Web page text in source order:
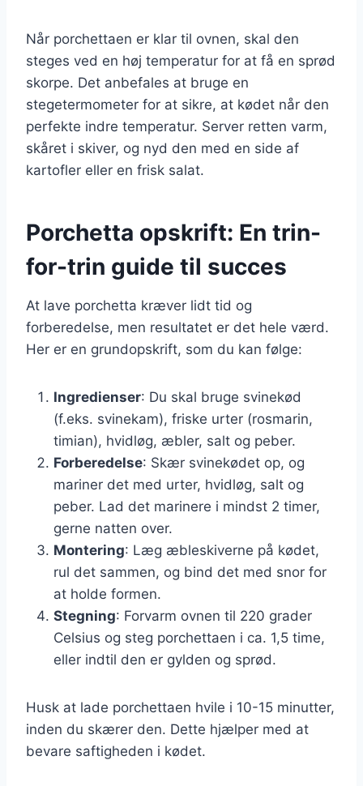
Når porchettaen er klar til ovnen, skal den
steges ved en høj temperatur for at få en sprød
skorpe. Det anbefales at bruge en
stegetermometer for at sikre, at kødet når den
perfekte indre temperatur. Server retten varm,
skåret i skiver, og nyd den med en side af
kartofler eller en frisk salat.
Porchetta opskrift: En trin-
for-trin guide til succes
At lave porchetta kræver lidt tid og
forberedelse, men resultatet er det hele værd.
Her er en grundopskrift, som du kan følge:
Ingredienser: Du skal bruge svinekød
(f.eks. svinekam), friske urter (rosmarin,
timian), hvidløg, æbler, salt og peber.
Forberedelse: Skær svinekødet op, og
mariner det med urter, hvidløg, salt og
peber. Lad det marinere i mindst 2 timer,
gerne natten over.
Montering: Læg æbleskiverne på kødet,
rul det sammen, og bind det med snor for
at holde formen.
Stegning: Forvarm ovnen til 220 grader
Celsius og steg porchettaen i ca. 1,5 time,
eller indtil den er gylden og sprød.
Husk at lade porchettaen hvile i 10-15 minutter,
inden du skærer den. Dette hjælper med at
bevare saftigheden i kødet.